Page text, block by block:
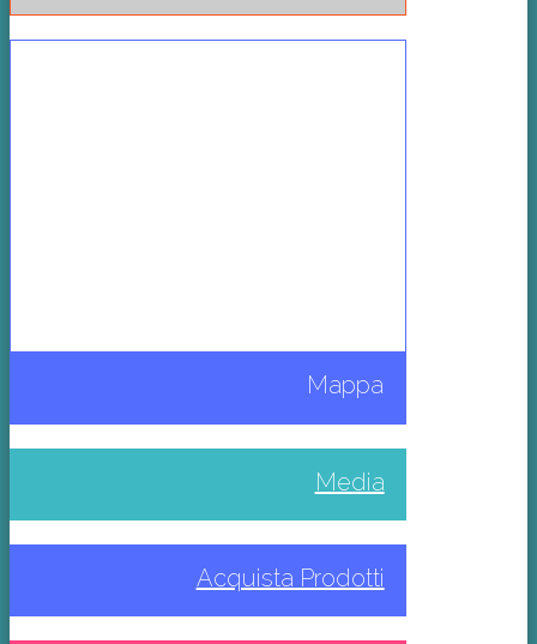
Mappa
Media
Acquista Prodotti